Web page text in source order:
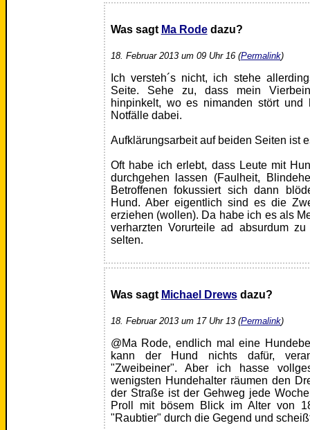
Was sagt Ma Rodedazu?
18. Februar 2013 um 09 Uhr 16 (Permalink)
Ich versteh´s nicht, ich stehe
Seite. Sehe zu, dass mein
hinpinkelt, wo es nimanden stört
Notfälle dabei.
Aufklärungsarbeit auf beiden Seiten ist
Oft habe ich erlebt, dass Leute mit
durchgehen lassen (Faulheit,
Betroffenen fokussiert sich dann
Hund. Aber eigentlich sind es die
erziehen (wollen). Da habe ich es als
verharzten Vorurteile ad absurdum
selten.
Was sagt Michael Drewsdazu?
18. Februar 2013 um 17 Uhr 13 (Permalink)
@Ma Rode, endlich mal eine
kann der Hund nichts dafür,
"Zweibeiner". Aber ich hasse
wenigsten Hundehalter räumen den
der Straße ist der Gehweg jede
Proll mit bösem Blick im Alter von
"Raubtier" durch die Gegend und